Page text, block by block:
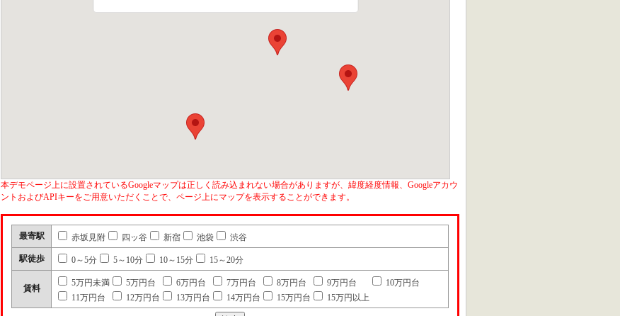
本デモページ上に設置されているGoogleマップは正しく読み込まれない場合がありますが、緯度経度情報、Googleアカウ
ントおよびAPIキーをご用意いただくことで、ページ上にマップを表示することができます。
最寄駅 赤坂見附 四ッ谷 新宿 池袋 渋谷
駅徒歩 0～5分 5～10分 10～15分 15～20分
賃料
5万円未満 5万円台 6万円台 7万円台 8万円台 9万円台
10万円台
11万円台
12万円台 13万円台 14万円台 15万円台 15万円以上